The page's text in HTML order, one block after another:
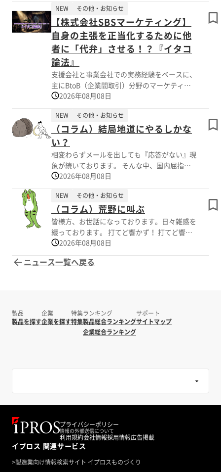
5×10版は約230kg、5×20版は約460kgと軽量
で、小型重機でも扱いやすく、設置や撤去の負
担軽減にもつながります。また、照り返し抑
制、騒音低減、CO2固定など、環境配慮や熱中
症対策の提案にも活用できます。国土交通省
NETIS登録技術「TH-250021-A」として、作業
員の身体に配慮した現場づくりや公共工事の創
意工夫におすすめです。
も高品質な工業用製品の提供を通じ、お客様の
課題解決に貢献してまいります。
【株式会社SBSマーケティング】
自身の主張を正当化するために他
者に「代弁」させる！？『イタコ
論法』
NEW その他・お知らせ
支援会社と事業会社での実務経験をベースに、
主にBtoB（企業間取引）分野のマーケティン
グや販売促進、集客に関連したコンサルティン
グサービスを提供している株式会社SBSマーケ
ティングは「自身の主張を正当化するために他
者に「代弁」させる！？『イタコ論法』」ペー
ジを2026年08月06日（木）に公開しました。
第三者や故人、フィクションのキャラクターの
意思を、自身の主張や主観的な解釈に合わせて
「代弁」して正当化しようとする『イタコ論法
な存在なのか、『イタコ論法』が用いられるケ
ースなどについて解説しています。 （ページ
の概要：抜粋） ■『イタコ論法（イタコ
芸）』とは？ ■そもそも「イタコ」とは？
■『イタコ論法』の例 ▼詳しくはこちらのペ
ージをご覧ください。
https://sbsmarketing.co.jp/blog/itako-
2026年08月08日
（コラム）結局地道にやるしかな
い？
NEW その他・お知らせ
相変わらずメールを出しても『応答がない』現
象が続いております。 そんな中、国内屈指の
大手IT企業で長年大規模公共施設のシステムな
どを手掛けていた識者と懇意にしております。
そこで、この世相について尋ねてみました。あ
っけないほど、ごく当たり前の答が戻って来ま
した。要は『一括送信はよろしくない』という
ことでした。 早速、今週、実践してみまし
た。 その結果、良い効果が見られました。 や
ません。 詳しくは下記リンクへ https://mbp-
2026年08月08日
（コラム）荒野に叫ぶ
NEW その他・お知らせ
皆様方、お世話になっております。日々雑感を
綴っております。 打てど響かず！ 打てど響か
ず！が加速度的に増大しています。 AIによる罪
悪！ その一方で、最近では名刺交換した相手
に自動でAIが挨拶メールを送るシステムがあ
そんな不要なメール、迷惑以外の何物でもな
く、即刻止めて欲しい！です。 社会の迷惑業
者が開発した浅墓な道具、それを使おうとする
がないことについて、『荒野に叫ぶ』という言
葉を思い出しました。これは高校時代の恩師の
著作にあった言葉です。 もはや40年以上前の
す。 詳しくは下記リンクへ https://mbp-
japan.com/hyogo/banyohkagaku/column/52
19232/
2026年08月08日
ニュース一覧へ戻る
製品
製品を探す
企業
企業を探す
特集
特集
ランキング
製品総合ランキング
企業総合ランキング
サポート
サイトマップ
プライバシーポリシー
情報の外部送信について
利用規約会社情報採用情報広告掲載
イプロス 関連サービス
>製造業向け情報検索サイト イプロスものづくり